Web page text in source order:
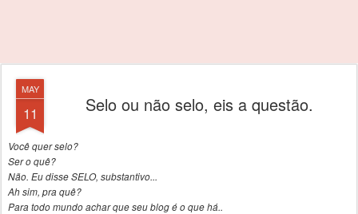
MAY
11 Selo ou não selo, eis a questão.
Você quer selo?
Ser o quê?
Não. Eu disse SELO, substantivo...
Ah sim, pra quê?
Para todo mundo achar que seu blog é o que há..